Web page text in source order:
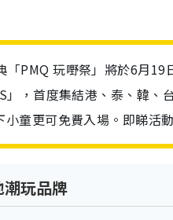
PMQ 玩嘢祭」將於6月
」，首度集結港、泰、韓
童更可免費入場。即睇活
玩品牌